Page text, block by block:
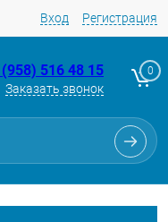
Вход Регистрация
516 48 15
Заказать звонок
0